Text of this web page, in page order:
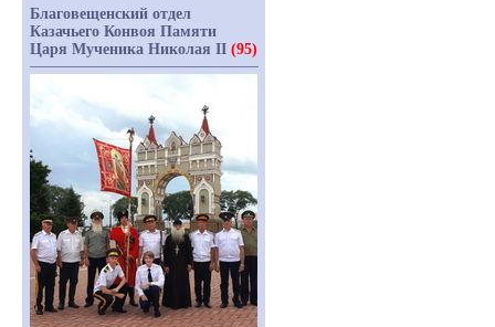
Благовещенский отдел
Казачьего Конвоя Памяти
Царя Мученика Николая II (95)